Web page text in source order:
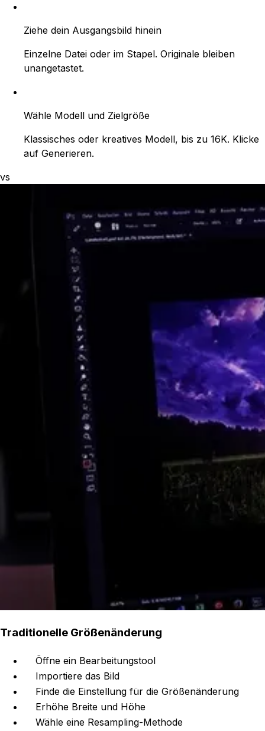
Ziehe dein Ausgangsbild hinein
Einzelne Datei oder im Stapel. Originale bleiben
unangetastet.
Wähle Modell und Zielgröße
Klassisches oder kreatives Modell, bis zu 16K. Klicke
auf Generieren.
vs
Traditionelle Größenänderung
Öffne ein Bearbeitungstool
Importiere das Bild
Finde die Einstellung für die Größenänderung
Erhöhe Breite und Höhe
Wähle eine Resampling-Methode